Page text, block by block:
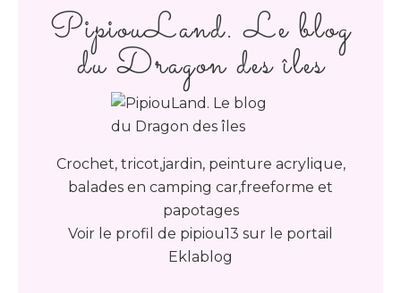
PipiouLand. Le blog
du Dragon des îles
Crochet, tricot,jardin, peinture acrylique,
balades en camping car,freeforme et
papotages
Voir le profil de pipiou13 sur le portail
Eklablog